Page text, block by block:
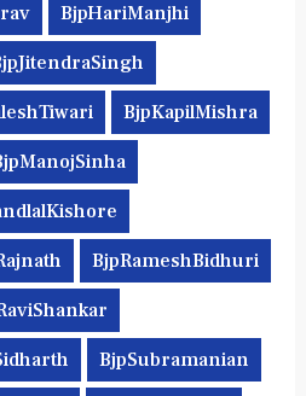
BjpHariManjhi
BjpKapilMishra
BjpRameshBidhuri
BjpSubramanian